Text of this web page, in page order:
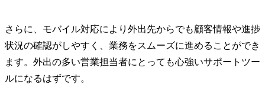
さらに、モバイル対応により外出先からでも顧客情報や進捗
状況の確認がしやすく、業務をスムーズに進めることができ
ます。外出の多い営業担当者にとっても心強いサポートツー
ルになるはずです。